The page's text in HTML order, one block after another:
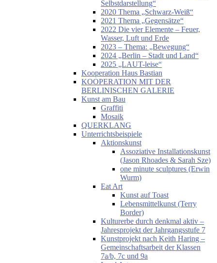
Selbstdarstellung“
2020 Thema „Schwarz-Weiß“
2021 Thema „Gegensätze“
2022 Die vier Elemente – Feuer,
Wasser, Luft und Erde
2023 – Thema: „Bewegung“
2024 „Berlin – Stadt und Land“
2025 „LAUT-leise“
Kooperation Haus Bastian
KOOPERATION MIT DER
BERLINISCHEN GALERIE
Kunst am Bau
Graffiti
Mosaik
QUERKLANG
Unterrichtsbeispiele
Aktionskunst
Assoziative Installationskunst
(Jason Rhoades & Sarah Sze)
one minute sculptures (Erwin
Wurm)
Eat Art
Kunst auf Toast
Lebensmittelkunst (Terry
Border)
Kulturerbe durch denkmal aktiv –
Jahresprojekt der Jahrgangsstufe 7
Kunstprojekt nach Keith Haring –
Gemeinschaftsarbeit der Klassen
7a/b, 7c und 9a